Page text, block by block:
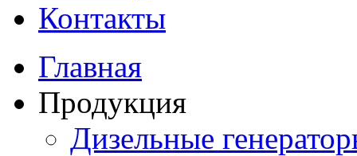
Контакты
Главная
Продукция
Дизельные